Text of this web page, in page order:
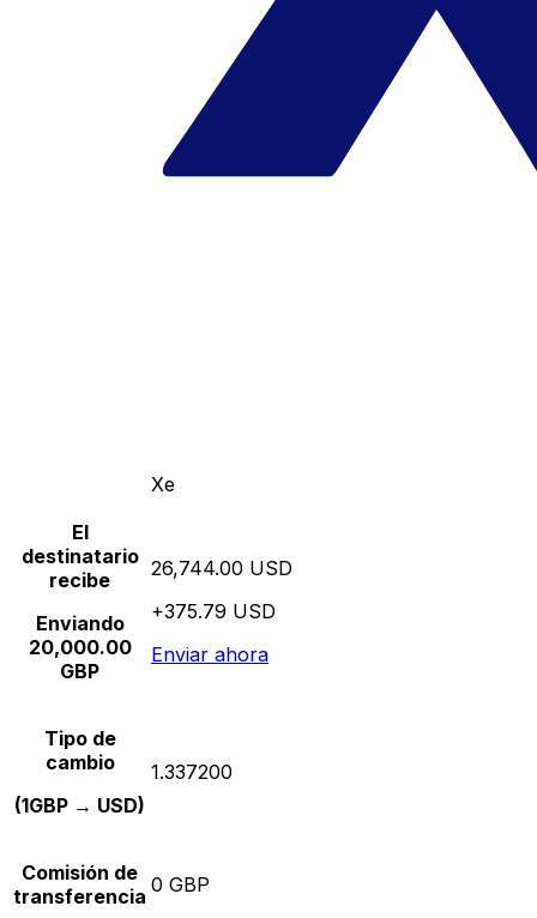
Xe
El
destinatario
recibe
Enviando
20,000.00
GBP
26,744.00 USD
+375.79 USD
Enviar ahora
Tipo de
cambio
(1GBP → USD)
1.337200
Comisión de
transferencia 0 GBP